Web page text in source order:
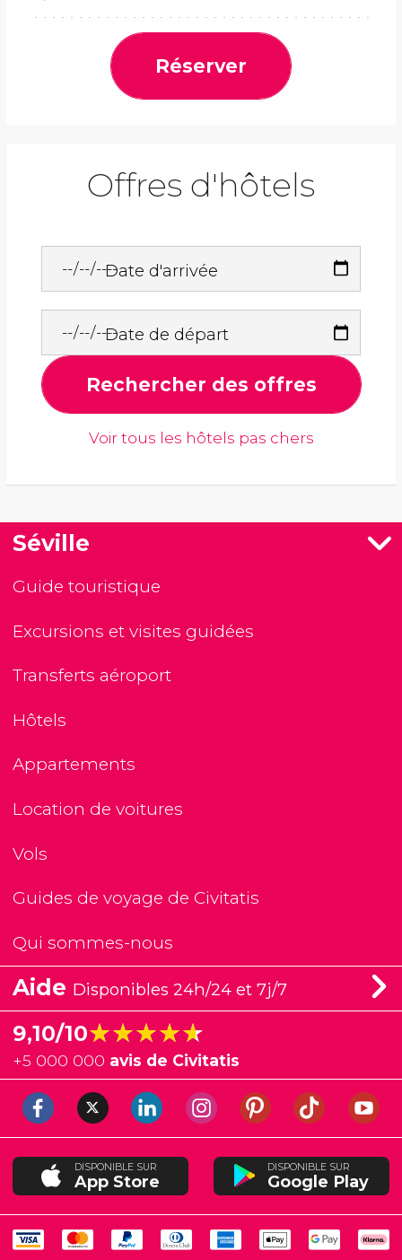
Réserver
Offres d'hôtels
Date d'arrivée
Date de départ
Rechercher des offres
Voir tous les hôtels pas chers
Séville
Guide touristique
Excursions et visites guidées
Transferts aéroport
Hôtels
Appartements
Location de voitures
Vols
Guides de voyage de Civitatis
Qui sommes-nous
Aide Disponibles 24h/24 et 7j/7
9,10/10★★★★★
★★★★★
+5 000 000 avis de Civitatis
DISPONIBLE SUR
App Store
DISPONIBLE SUR
Google Play